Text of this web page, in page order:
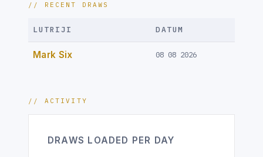
// RECENT DRAWS
LUTRIJI DATUM
Mark Six 08 08 2026
// ACTIVITY
DRAWS LOADED PER DAY